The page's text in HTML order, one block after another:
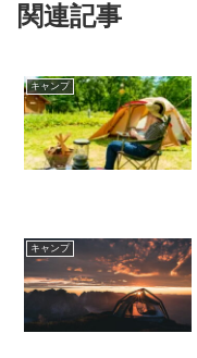
関連記事
キャンプ
キャンプ